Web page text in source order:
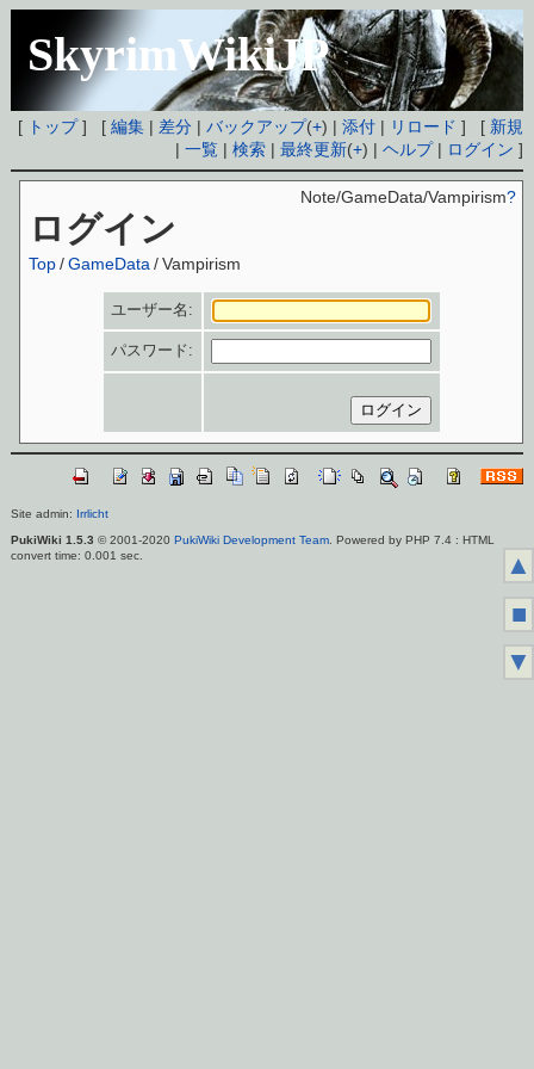
SkyrimWikiJP
[ トップ] [編集 | 差分 |バックアップ(+) |添付 | リロード ] [ 新規
|一覧 |検索 |最終更新(+) |ヘルプ| ログイン ]
ログイン
Note/GameData/Vampirism?
Top /GameData /Vampirism
ユーザー名:
パスワード:
Site admin: Irrlicht
PukiWiki 1.5.3 © 2001-2020 PukiWiki Development Team. Powered by PHP 7.4 : HTML
convert time: 0.001 sec.
▲
■
▼